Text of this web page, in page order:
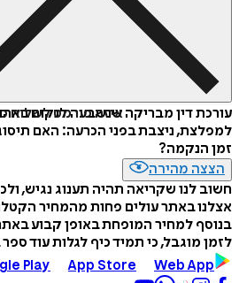
איזה פורמט לשלוח
עורכת דין מבריקה שנשבעה לנקום
למפלצת, ניצבת בפני הכרעה: האם
זמן הנקמה?
הצצה מהירה
חשוב לנו שקריאה תהיה תענוג נגיש,
אצלנו באתר עולים פחות מהמחיר
בנוסף למחיר המופחת באופן קבוע
לזמן מוגבל, כי תמיד כיף לגלות עוד
Play
App Store Web App